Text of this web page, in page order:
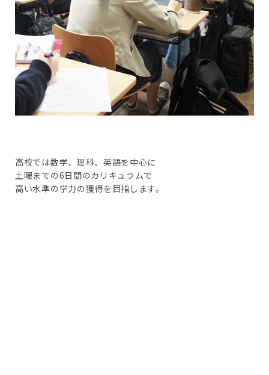
高校では数学、理科、英語を中心に
土曜までの6日間のカリキュラムで
高い水準の学力の獲得を目指します。